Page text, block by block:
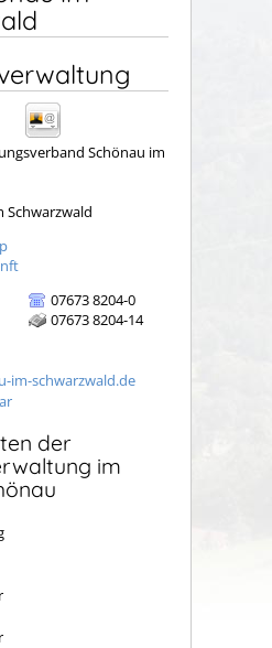
Schönau im
Schwarzwald
07673 8204-0
07673 8204-14
im-schwarzwald.de
der
im